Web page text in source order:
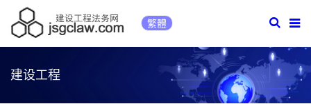
繁體
建设工程